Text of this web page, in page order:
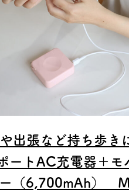
出張など持ち歩き
ートAC充電器＋モ
ー（6,700mAh）